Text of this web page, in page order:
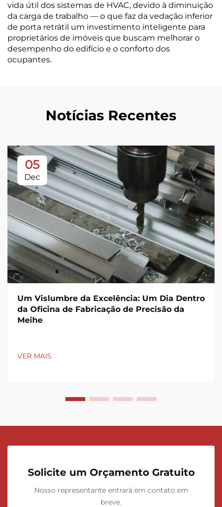
vida útil dos sistemas de HVAC, devido à diminuição
da carga de trabalho — o que faz da vedação inferior
de porta retrátil um investimento inteligente para
proprietários de imóveis que buscam melhorar o
desempenho do edifício e o conforto dos
ocupantes.
Notícias Recentes
05
Dec
Um Vislumbre da Excelência: Um Dia Dentro
da Oficina de Fabricação de Precisão da
Meihe
VER MAIS
Solicite um Orçamento Gratuito
Nosso representante entrará em contato em
breve.